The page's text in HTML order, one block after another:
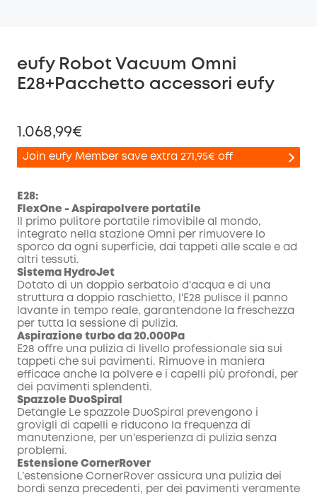
eufy Robot Vacuum Omni
E28+Pacchetto accessori eufy
1.068,99€
Join eufy Member save extra 271,95€ off
di sconto
Codice:
COPIA
E28:
FlexOne - Aspirapolvere portatile
Il primo pulitore portatile rimovibile al mondo,
integrato nella stazione Omni per rimuovere lo
sporco da ogni superficie, dai tappeti alle scale e ad
altri tessuti.
Sistema HydroJet
Dotato di un doppio serbatoio d'acqua e di una
struttura a doppio raschietto, l'E28 pulisce il panno
lavante in tempo reale, garantendone la freschezza
per tutta la sessione di pulizia.
Aspirazione turbo da 20.000Pa
E28 offre una pulizia di livello professionale sia sui
tappeti che sui pavimenti. Rimuove in maniera
efficace anche la polvere e i capelli più profondi, per
dei pavimenti splendenti.
Spazzole DuoSpiral
Detangle Le spazzole DuoSpiral prevengono i
grovigli di capelli e riducono la frequenza di
manutenzione, per un'esperienza di pulizia senza
problemi.
Estensione CornerRover
L’estensione CornerRover assicura una pulizia dei
bordi senza precedenti, per dei pavimenti veramente